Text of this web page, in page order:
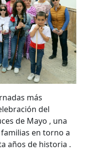
más
del
de Mayo , una
en torno a
años de historia .